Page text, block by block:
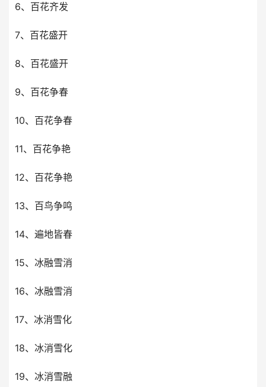
6、百花齐发
7、百花盛开
8、百花盛开
9、百花争春
10、百花争春
11、百花争艳
12、百花争艳
13、百鸟争鸣
14、遍地皆春
15、冰融雪消
16、冰融雪消
17、冰消雪化
18、冰消雪化
19、冰消雪融